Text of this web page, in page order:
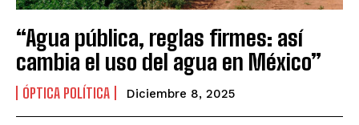
“Agua pública, reglas firmes: así
cambia el uso del agua en México”
ÓPTICA POLÍTICA Diciembre 8, 2025